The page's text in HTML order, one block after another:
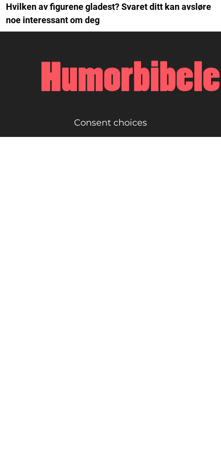
Hvilken av figurene gladest? Svaret ditt kan avsløre
noe interessant om deg
Consent choices